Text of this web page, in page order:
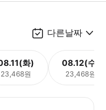
다른날짜
화)
23,468원
08.12(수)
23,468원